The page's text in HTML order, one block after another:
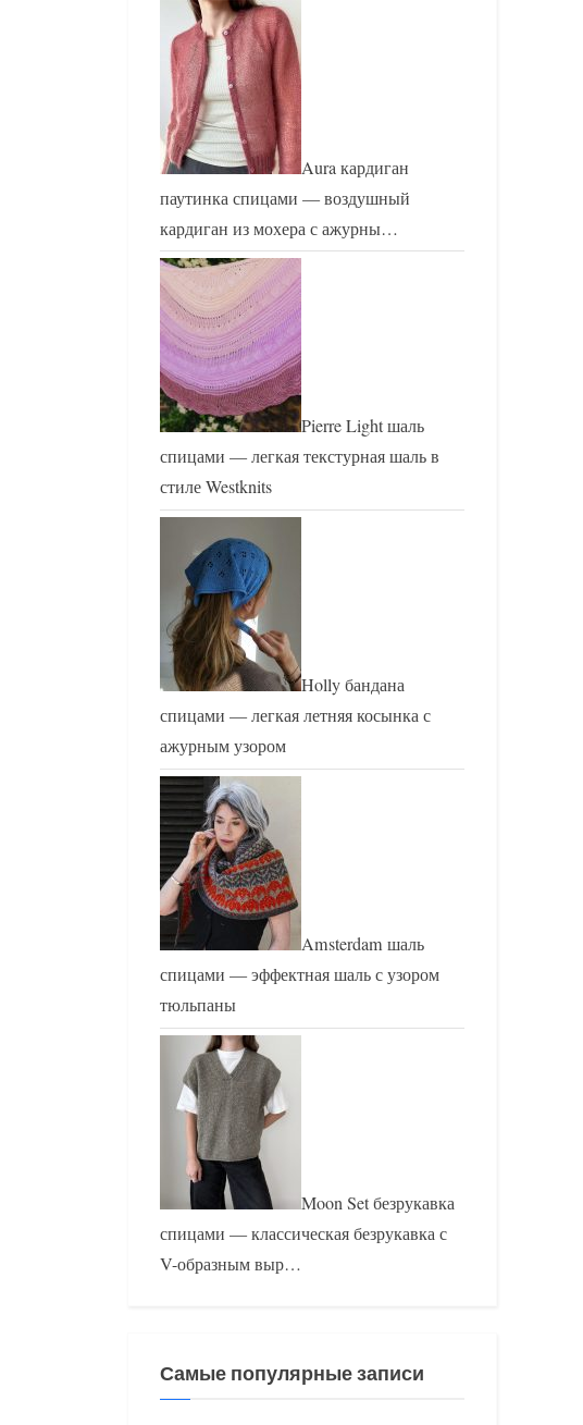
Aura кардиган
паутинка спицами — воздушный
кардиган из мохера с ажурны…
Pierre Light шаль
спицами — легкая текстурная шаль в
стиле Westknits
Holly бандана
спицами — легкая летняя косынка с
ажурным узором
Amsterdam шаль
спицами — эффектная шаль с узором
тюльпаны
Moon Set безрукавка
спицами — классическая безрукавка с
V-образным выр…
Самые популярные записи